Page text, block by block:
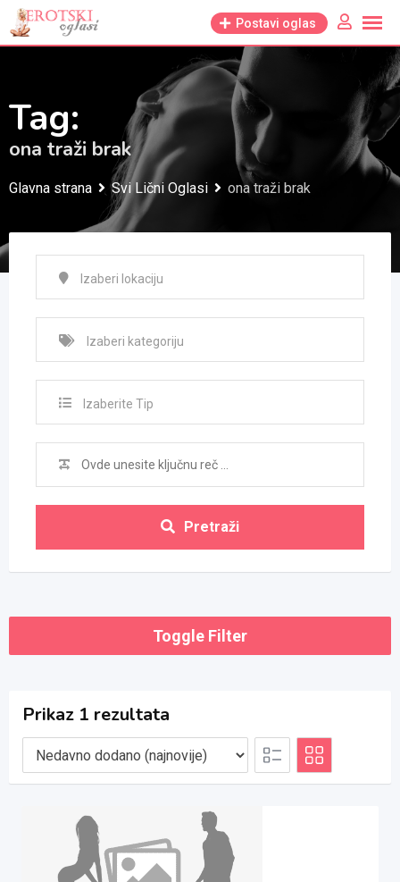
Skip
to
Postavi oglas
Tag:
ona traži brak
Glavna strana Svi Lični Oglasi ona traži brak
Izaberite Tip
Pretraži
Toggle Filter
Prikaz 1 rezultata